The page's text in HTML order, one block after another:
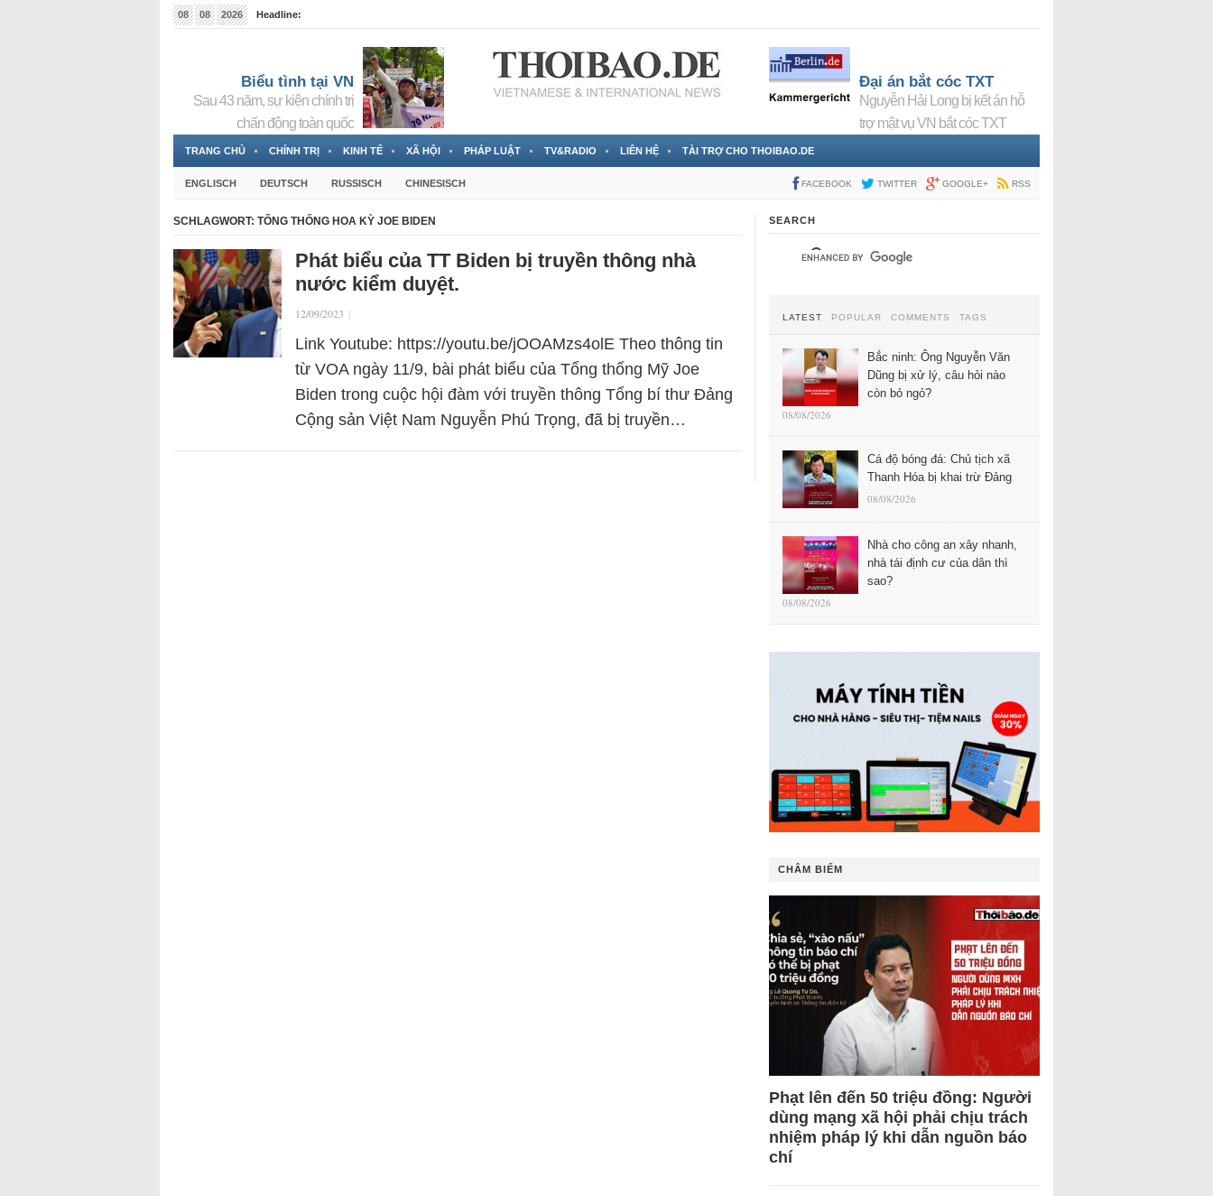
08 08 2026
Headline:
Biểu tình tại VN
Sau 43 năm, sự kiện chính trị
chấn động toàn quốc
Đại án bắt cóc TXT
Nguyễn Hải Long bị kết án hỗ
trợ mật vụ VN bắt cóc TXT
TRANG CHỦ CHÍNH TRỊ KINH TẾ XÃ HỘI PHÁP LUẬT TV&RADIO LIÊN HỆ TÀI TRỢ CHO THOIBAO.DE
ENGLISCH DEUTSCH RUSSISCH CHINESISCH FACEBOOK TWITTER GOOGLE+ RSS
SCHLAGWORT: TỔNG THỐNG HOA KỲ JOE BIDEN
Phát biểu của TT Biden bị truyền thông nhà
nước kiểm duyệt.
12/09/2023 |
Link Youtube: https://youtu.be/jOOAMzs4olE Theo thông tin
từ VOA ngày 11/9, bài phát biểu của Tổng thống Mỹ Joe
Biden trong cuộc hội đàm với truyền thông Tổng bí thư Đảng
Cộng sản Việt Nam Nguyễn Phú Trọng, đã bị truyền…
SEARCH
LATEST POPULAR COMMENTS TAGS
Bắc ninh: Ông Nguyễn Văn
Dũng bị xử lý, câu hỏi nào
còn bỏ ngỏ?
08/08/2026
Cá độ bóng đá: Chủ tịch xã
Thanh Hóa bị khai trừ Đảng
08/08/2026
Nhà cho công an xây nhanh,
nhà tái định cư của dân thì
sao?
08/08/2026
CHÂM BIẾM
Phạt lên đến 50 triệu đồng: Người
dùng mạng xã hội phải chịu trách
nhiệm pháp lý khi dẫn nguồn báo
chí